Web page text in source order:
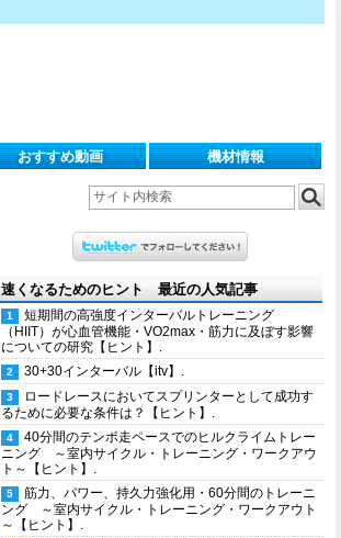
おすすめ動画 機材情報
速くなるためのヒント 最近の人気記事
短期間の高強度インターバルトレーニング
（HIIT）が心血管機能・VO2max・筋力に及ぼす影響
についての研究【ヒント】.
30+30インターバル【itv】.
ロードレースにおいてスプリンターとして成功す
るために必要な条件は？【ヒント】.
40分間のテンポ走ペースでのヒルクライムトレー
ニング ～室内サイクル・トレーニング・ワークアウ
ト～【ヒント】.
筋力、パワー、持久力強化用・60分間のトレーニ
ング ～室内サイクル・トレーニング・ワークアウト
～【ヒント】.